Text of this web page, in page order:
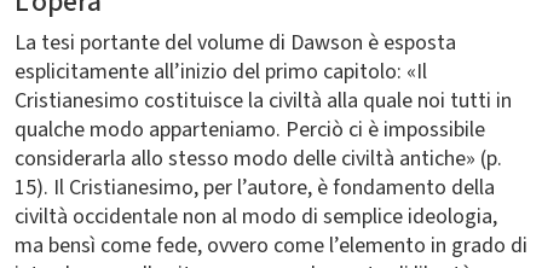
La tesi portante del volume di Dawson è esposta
esplicitamente all’inizio del primo capitolo: «Il
Cristianesimo costituisce la civiltà alla quale noi tutti in
qualche modo apparteniamo. Perciò ci è impossibile
considerarla allo stesso modo delle civiltà antiche» (p.
15). Il Cristianesimo, per l’autore, è fondamento della
civiltà occidentale non al modo di semplice ideologia,
ma bensì come fede, ovvero come l’elemento in grado di